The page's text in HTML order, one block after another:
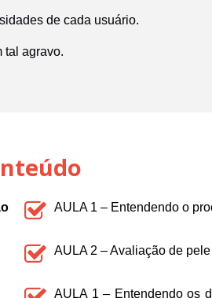
de cada usuário.
tal agravo.
AULA 1 – Entendendo o
AULA 2 – Avaliação de
AULA 1 – Entendendo os